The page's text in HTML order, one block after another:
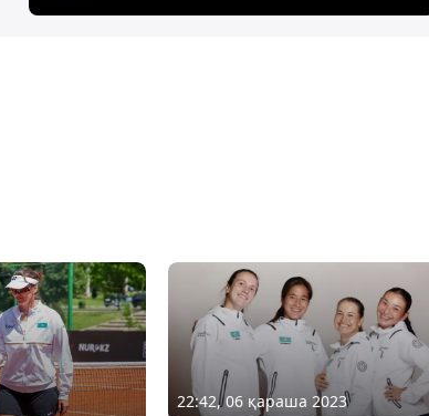
22:42, 06 қараша 2023